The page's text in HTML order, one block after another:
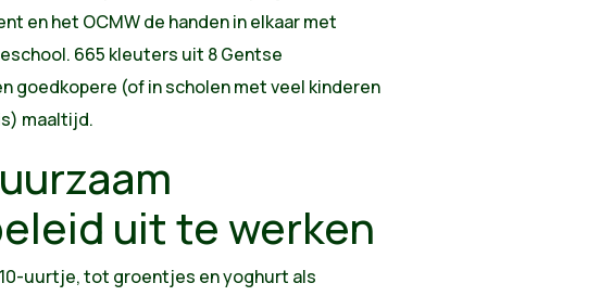
en het OCMW de handen in elkaar met
665 kleuters uit 8 Gentse
goedkopere (of in scholen met veel kinderen
maaltijd.
uit te werken
uurtje, tot groentjes en yoghurt als